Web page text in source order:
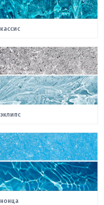
кассис
эклипс
нонца